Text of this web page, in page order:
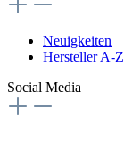
Neuigkeiten
Hersteller A-Z
Social Media